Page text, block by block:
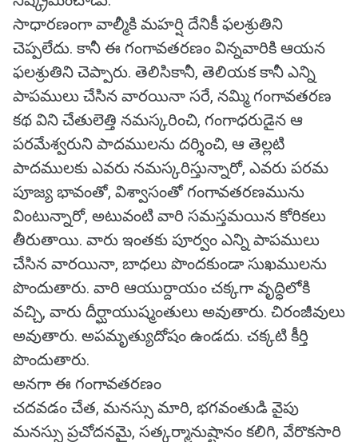
సాధారణంగా వాల్మీకి మహర్షి దేనికీ ఫలశ్రుతిని
చెప్పలేదు. కానీ ఈ గంగావతరణం విన్నవారికి ఆయన
ఫలశ్రుతిని చెప్పారు. తెలిసికానీ, తెలియక కానీ ఎన్ని
పాపములు చేసిన వారయినా సరే, నమ్మి గంగావతరణ
కథ విని చేతులెత్తి నమస్కరించి, గంగాధరుడైన ఆ
పరమేశ్వరుని పాదములను దర్శించి, ఆ తెల్లటి
పాదములకు ఎవరు నమస్కరిస్తున్నారో, ఎవరు పరమ
పూజ్య భావంతో, విశ్వాసంతో గంగావతరణమును
వింటున్నారో, అటువంటి వారి సమస్తమయిన కోరికలు
తీరుతాయి. వారు ఇంతకు పూర్వం ఎన్ని పాపములు
చేసిన వారయినా, బాధలు పొందకుండా సుఖములను
పొందుతారు. వారి ఆయుర్దాయం చక్కగా వృద్ధిలోకి
వచ్చి, వారు దీర్ఘాయుష్మంతులు అవుతారు. చిరంజీవులు
అవుతారు. అపమృత్యుదోషం ఉండదు. చక్కటి కీర్తి
పొందుతారు.
అనగా ఈ గంగావతరణం
చదవడం చేత, మనస్సు మారి, భగవంతుడి వైపు
మనస్సు ప్రచోదనమై, సత్కర్మానుష్టానం కలిగి, వేరొకసారి